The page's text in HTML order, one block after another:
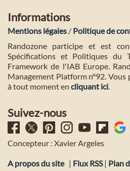
Informations
Mentions légales / Politique de
Randozone participe et est
Spécifications et Politiques du
Framework de l'IAB Europe.
Management Platform n°92.
à tout moment en cliquant ici.
Suivez-nous
Concepteur : Xavier Argeles
A propos du site | Flux RSS| Plan